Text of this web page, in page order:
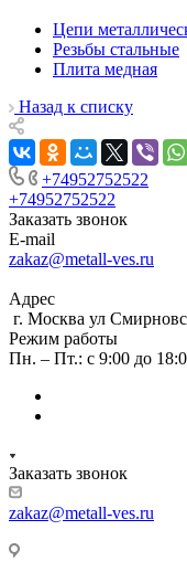
Цепи
Резьбы стальные
Плита медная
Назад к списку
+74952752522
+74952752522
Заказать звонок
E-mail
zakaz@metall-ves.ru
Адрес
г. Москва ул
Режим работы
Пн. – Пт.: с 9:00 до
Заказать звонок
zakaz@metall-ves.ru